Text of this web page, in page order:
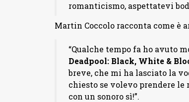
romanticismo, aspettatevi
Martin Coccolo racconta come è
“Qualche tempo fa ho avuto
Deadpool: Black, White &
breve, che mi ha lasciato la
chiesto se volevo prendere le
con un sonoro sì!”.